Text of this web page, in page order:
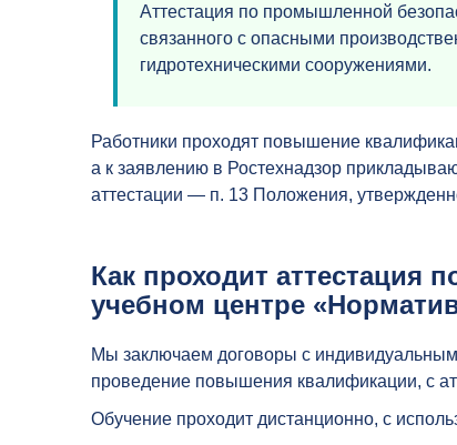
Аттестация по промышленной
связанного с опасными
гидротехническими сооружениями.
Работники проходят повышение
а к заявлению в Ростехнадзор
аттестации — п. 13 Положения,
Как проходит аттестация
учебном центре
Мы заключаем договоры с
проведение повышения квалификации, с
Обучение проходит дистанционно, с